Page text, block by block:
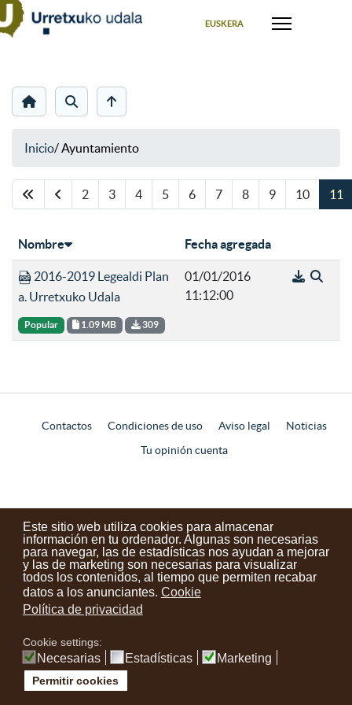
Este sitio web utiliza cookies para almacenar
información en tu ordenador. Algunas son necesarias
para navegar, las de estadísticas nos ayudan a mejorar
y las de marketing son necesarias para visualizar
todos los contenidos, al tiempo que permiten recabar
datos a los anunciantes. Cookie
Política de privacidad
Cookie settings:
Necesarias Estadísticas Marketing
Permitir cookies
EUSKERA
Inicio/Ayuntamiento
Página 11 de 11
2 3 4 5 6 7 8 9 10 11
Nombre Fecha agregada
2016-2019 Legealdi Plan
a. Urretxuko Udala
Popular 1.09 MB 309
01/01/2016
11:12:00
Contactos Condiciones de uso Aviso legal
Noticias
Tu opinión cuenta